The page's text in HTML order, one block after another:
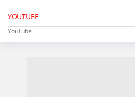
YOUTUBE
YouTube